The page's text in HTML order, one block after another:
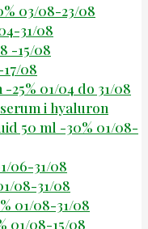
03/08-23/08
31/08
-15/08
08
25% 01/04 do 31/08
i hyaluron
50 ml -30% 01/08-
06-31/08
08-31/08
01/08-31/08
01/08-15/08